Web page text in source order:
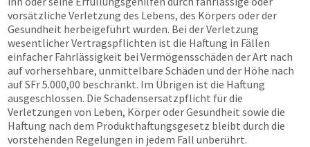
vorsätzliche Verletzung des Lebens, des Körpers oder der
Gesundheit herbeigeführt wurden. Bei der Verletzung
wesentlicher Vertragspflichten ist die Haftung in Fällen
einfacher Fahrlässigkeit bei Vermögensschäden der Art nach
auf vorhersehbare, unmittelbare Schäden und der Höhe nach
auf SFr 5.000,00 beschränkt. Im Übrigen ist die Haftung
ausgeschlossen. Die Schadensersatzpflicht für die
Verletzungen von Leben, Körper oder Gesundheit sowie die
Haftung nach dem Produkthaftungsgesetz bleibt durch die
vorstehenden Regelungen in jedem Fall unberührt.